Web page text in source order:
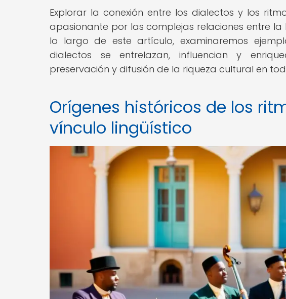
Explorar la conexión entre los dialectos y los
apasionante por las complejas relaciones entre
lo largo de este artículo, examinaremos
dialectos se entrelazan, influencian y
preservación y difusión de la riqueza cultural en
Orígenes históricos de los
vínculo lingüístico